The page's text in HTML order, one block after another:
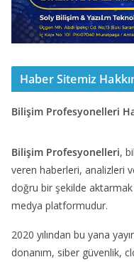
Haber Sitemiz
Bilişim Profesyonelleri
Bilişim Profesyonelleri,
veren haberleri, analizleri
doğru bir şekilde aktarmak
medya platformudur.
2020 yılından bu yana
donanım, siber güvenlik,